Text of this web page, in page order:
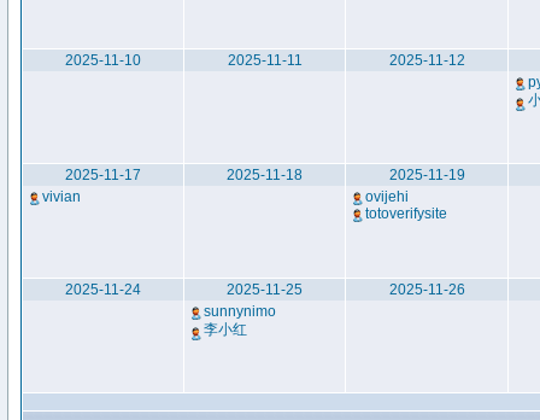
2025-11-10 2025-11-11
2025-11-12
2025-11-17
vivian
2025-11-18
2025-11-19
ovijehi
totoverifysite
2025-11-24
2025-11-25
sunnynimo
李小红
2025-11-26